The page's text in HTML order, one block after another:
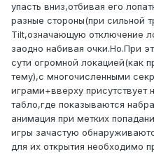
упасть вниз,отбивая его
разные стороны(при сильной
Tilt,означающую отключение
заодно набивая очки.Но.При
сути огромной локацией(как
тему),с многочисленными
играми+вверху присутствует
табло,где показываются
анимация при метких
игры зачастую
для их открытия необходимо